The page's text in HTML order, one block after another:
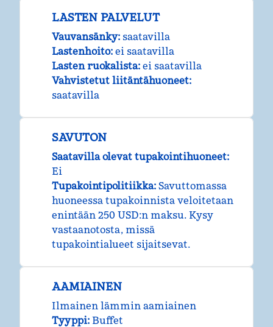
LASTEN PALVELUT
Vauvansänky: saatavilla
Lastenhoito: ei saatavilla
Lasten ruokalista: ei saatavilla
Vahvistetut liitäntähuoneet:
saatavilla
SAVUTON
Saatavilla olevat tupakointihuoneet:
Ei
Tupakointipolitiikka: Savuttomassa
huoneessa tupakoinnista veloitetaan
enintään 250 USD:n maksu. Kysy
vastaanotosta, missä
tupakointialueet sijaitsevat.
AAMIAINEN
Ilmainen lämmin aamiainen
Tyyppi: Buffet